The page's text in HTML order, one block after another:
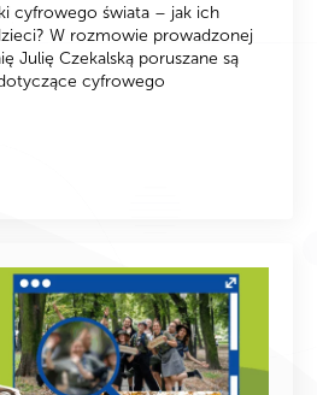
cyfrowego świata – jak ich
W rozmowie prowadzonej
Julię Czekalską poruszane są
cyfrowego